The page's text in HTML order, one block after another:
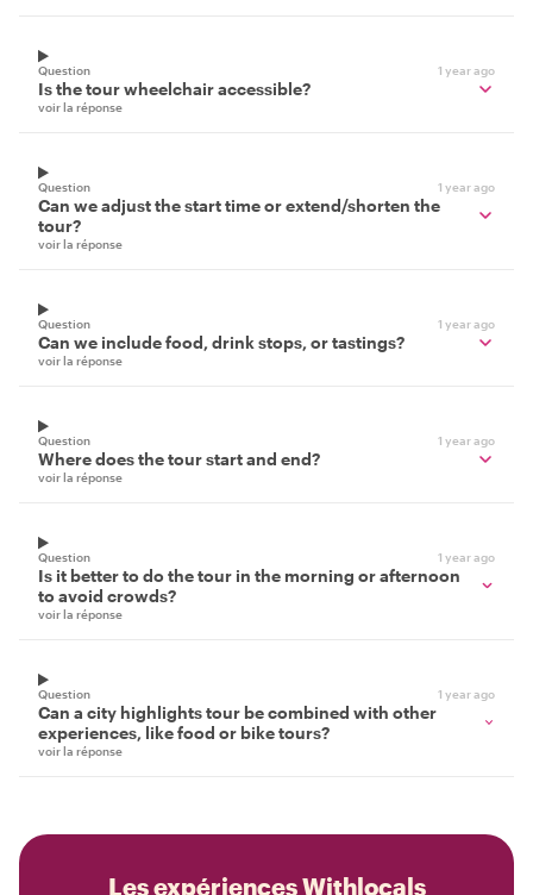
Question 1 year ago
Is the tour wheelchair accessible?
voir la réponse
Question 1 year ago
Can we adjust the start time or extend/shorten the
tour?
voir la réponse
Question 1 year ago
Can we include food, drink stops, or tastings?
voir la réponse
Question 1 year ago
Where does the tour start and end?
voir la réponse
Question 1 year ago
Is it better to do the tour in the morning or afternoon
to avoid crowds?
voir la réponse
Question 1 year ago
Can a city highlights tour be combined with other
experiences, like food or bike tours?
voir la réponse
Les expériences Withlocals